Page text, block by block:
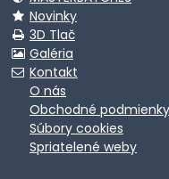
Novinky
3D Tlač
Galéria
Kontakt
O nás
Obchodné podmienky
Súbory cookies
Spriatelené weby